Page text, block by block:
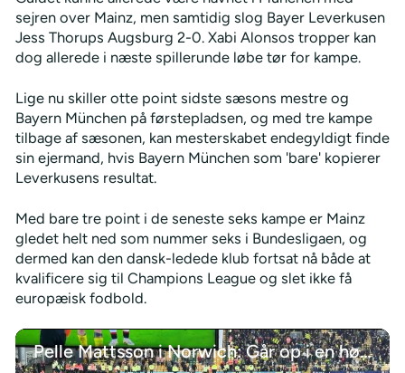
sejren over Mainz, men samtidig slog Bayer Leverkusen
Jess Thorups Augsburg 2-0. Xabi Alonsos tropper kan
dog allerede i næste spillerunde løbe tør for kampe.
Lige nu skiller otte point sidste sæsons mestre og
Bayern München på førstepladsen, og med tre kampe
tilbage af sæsonen, kan mesterskabet endegyldigt finde
sin ejermand, hvis Bayern München som 'bare' kopierer
Leverkusens resultat.
Med bare tre point i de seneste seks kampe er Mainz
gledet helt ned som nummer seks i Bundesligaen, og
dermed kan den dansk-ledede klub fortsat nå både at
kvalificere sig til Champions League og slet ikke få
europæisk fodbold.
Pelle Mattsson i Norwich: Går op i en højere enhed